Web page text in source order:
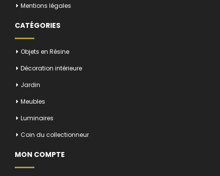
Mentions légales
CATÉGORIES
Objets en Résine
Décoration intérieure
Jardin
Meubles
Luminaires
Coin du collectionneur
MON COMPTE